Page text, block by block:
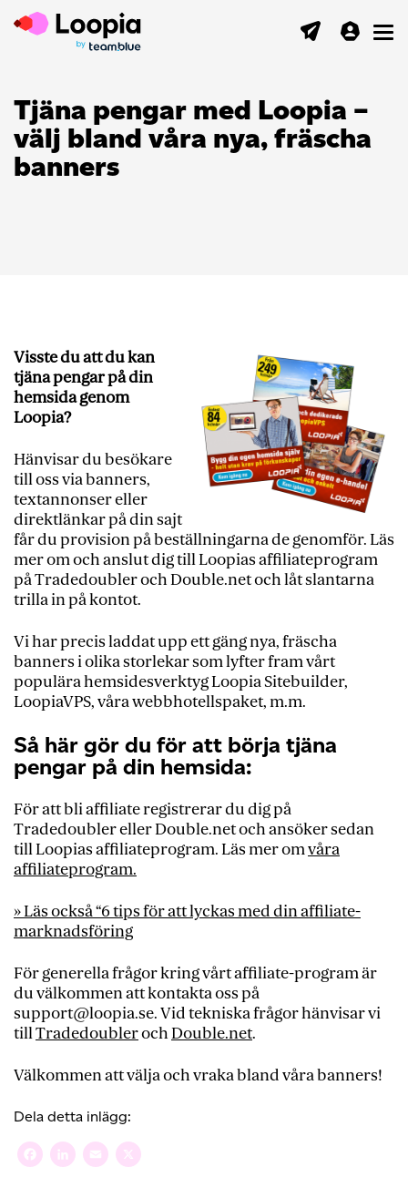
Tjäna pengar med Loopia –
välj bland våra nya, fräscha
banners
Visste du att du kan
tjäna pengar på din
hemsida genom
Loopia?
Hänvisar du besökare
till oss via banners,
textannonser eller
direktlänkar på din sajt
får du provision på beställningarna de genomför. Läs
mer om och anslut dig till Loopias affiliateprogram
på Tradedoubler och Double.net och låt slantarna
trilla in på kontot.
Vi har precis laddat upp ett gäng nya, fräscha
banners i olika storlekar som lyfter fram vårt
populära hemsidesverktyg Loopia Sitebuilder,
LoopiaVPS, våra webbhotellspaket, m.m.
Så här gör du för att börja tjäna
pengar på din hemsida:
För att bli affiliate registrerar du dig på
Tradedoubler eller Double.net och ansöker sedan
till Loopias affiliateprogram. Läs mer omvåra
affiliateprogram.
» Läs också “6 tips för att lyckas med din affiliate-
marknadsföring
För generella frågor kring vårt affiliate-program är
du välkommen att kontakta oss på
support@loopia.se. Vid tekniska frågor hänvisar vi
tillTradedoublerochDouble.net.
Välkommen att välja och vraka bland våra banners!
Dela detta inlägg:
Facebook
LinkedIn
Email